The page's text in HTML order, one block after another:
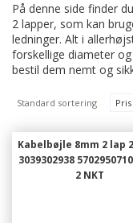
På denne side finder
2 lapper, som kan
ledninger. Alt i
forskellige diameter
bestil dem nemt og
Standard sortering
Kabelbøjle 8mm 2 lap
3039302938
2 NKT